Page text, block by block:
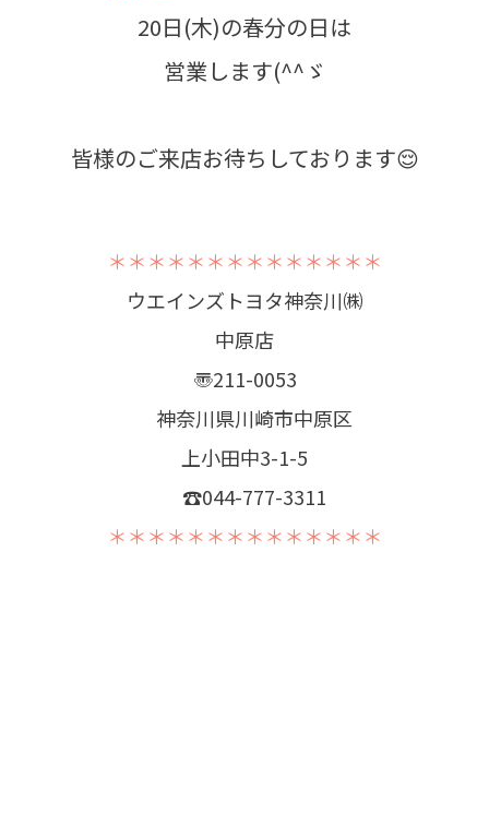
20日(木)の春分の日は
営業します(^^ゞ
皆様のご来店お待ちしております😌
＊＊＊＊＊＊＊＊＊＊＊＊＊＊
ウエインズトヨタ神奈川㈱
中原店
〠211-0053
神奈川県川崎市中原区
上小田中3-1-5
☎044-777-3311
＊＊＊＊＊＊＊＊＊＊＊＊＊＊